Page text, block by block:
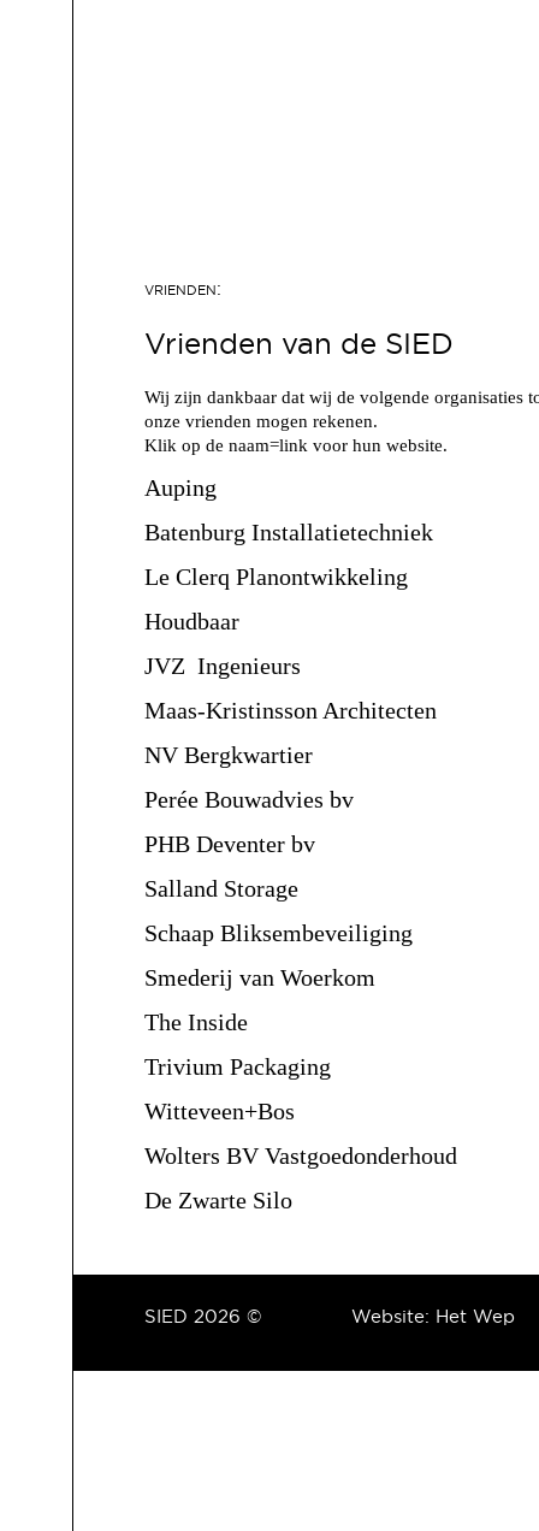
Vrienden van de SIED
Wij zijn dankbaar dat wij de volgende organisaties
onze vrienden mogen rekenen.
Klik op de naam=link voor hun website.
Auping
Batenburg Installatietechniek
Le Clerq Planontwikkeling
Houdbaar
JVZ Ingenieurs
Maas-Kristinsson Architecten
NV Bergkwartier
Perée Bouwadvies bv
PHB Deventer bv
Salland Storage
Schaap Bliksembeveiliging
Smederij van Woerkom
The Inside
Trivium Packaging
Witteveen+Bos
Wolters BV Vastgoedonderhoud
De Zwarte Silo
Website: Het Wep
SIED 2026 ©